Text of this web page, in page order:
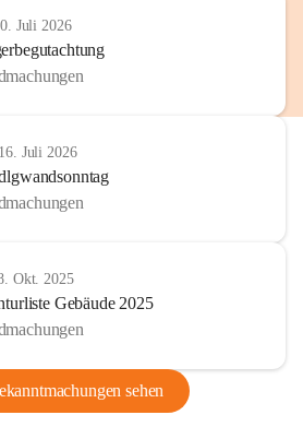
Juli 2026
Juli 2026
Okt. 2025
Gebäude 2025
sehen